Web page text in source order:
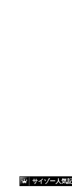
サイゾー人気